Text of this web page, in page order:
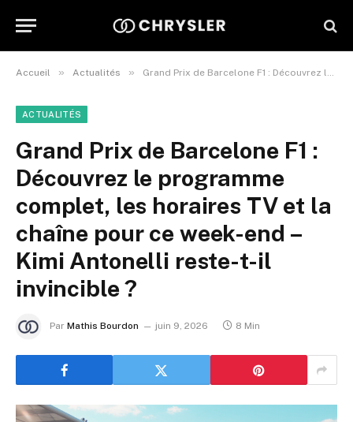
Accueil » Actualités » Grand Prix de Barcelone F1 : Découvrez le programme complet, les horaires TV et la chaîne pour ce week-end – Kimi Antonelli reste-t-il invincible ?
ACTUALITÉS
Grand Prix de Barcelone F1 :
Découvrez le programme
complet, les horaires TV et la
chaîne pour ce week-end –
Kimi Antonelli reste-t-il
invincible ?
Par Mathis Bourdon juin 9, 2026 8 Min